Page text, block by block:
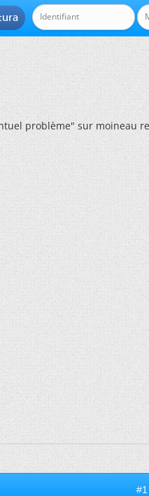
problème" sur moineau
#1